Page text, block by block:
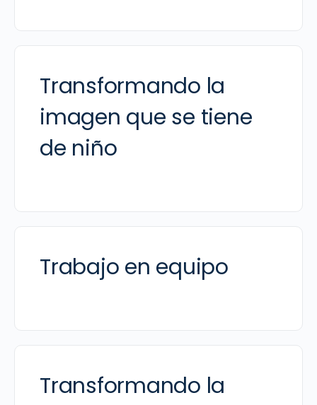
Transformando la
imagen que se tiene
de niño
Trabajo en equipo
Transformando la